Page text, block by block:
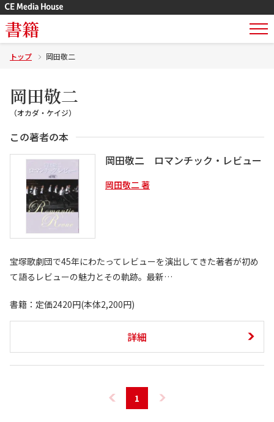
書籍
トップ 岡田敬二
岡田敬二
（オカダ・ケイジ）
この著者の本
岡田敬二 ロマンチック・レビュー
岡田敬二 著
宝塚歌劇団で45年にわたってレビューを演出してきた著者が初め
て語るレビューの魅力とその軌跡。最新…
書籍：定価2420円(本体2,200円)
詳細
1